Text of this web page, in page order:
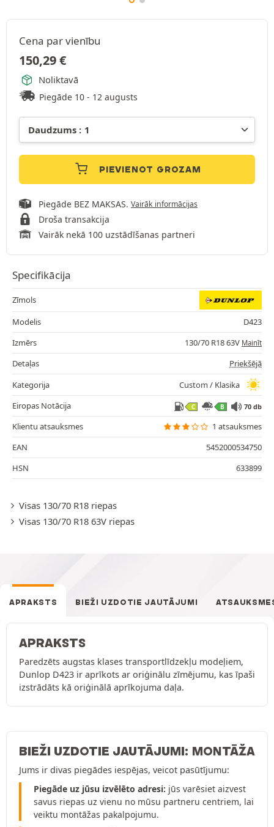
Cena par vienību
150,29€
Noliktavā
Piegāde 10 - 12 augusts
PIEVIENOT GROZAM
Piegāde BEZ MAKSAS. Vairāk informācijas
Droša transakcija
Vairāk nekā 100 uzstādīšanas partneri
Specifikācija
Zīmols
Modelis
D423
Izmērs
130/70 R18 63V Mainīt
Detaļas
Priekšējā
Kategorija
Custom / Klasika
Eiropas Notācija
C B 70 db
Klientu atsauksmes
1 atsauksmes
EAN
5452000534750
HSN
633899
Visas 130/70 R18 riepas
Visas 130/70 R18 63V riepas
APRAKSTS BIEŽI UZDOTIE JAUTĀJUMI
APRAKSTS
Paredzēts augstas klases transportlīdzekļu modeļiem,
Dunlop D423 ir aprīkots ar oriģinālu zīmējumu, kas īpaši
izstrādāts kā oriģinālā aprīkojuma daļa.
BIEŽI UZDOTIE JAUTĀJUMI: MONTĀŽA
Jums ir divas piegādes iespējas, veicot pasūtījumu:
Piegāde uz jūsu izvēlēto adresi: jūs varēsiet aizvest
savus riepas uz vienu no mūsu partneru centriem, lai
veiktu montāžas pakalpojumu.